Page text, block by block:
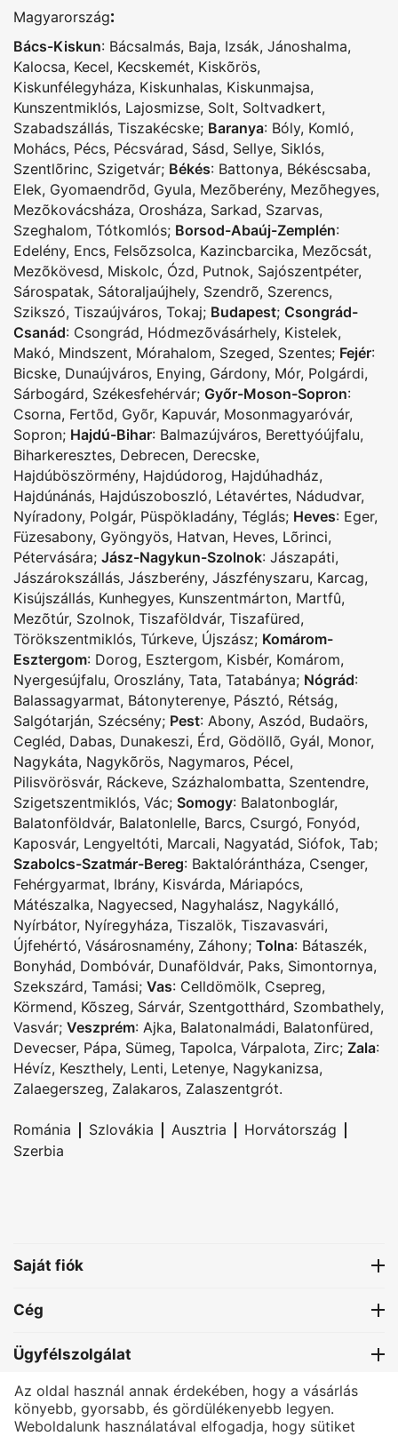
Magyarország:
Bács-Kiskun: Bácsalmás, Baja, Izsák, Jánoshalma,
Kalocsa, Kecel, Kecskemét, Kiskõrös,
Kiskunfélegyháza, Kiskunhalas, Kiskunmajsa,
Kunszentmiklós, Lajosmizse, Solt, Soltvadkert,
Szabadszállás, Tiszakécske; Baranya: Bóly, Komló,
Mohács, Pécs, Pécsvárad, Sásd, Sellye, Siklós,
Szentlõrinc, Szigetvár; Békés: Battonya, Békéscsaba,
Elek, Gyomaendrõd, Gyula, Mezõberény, Mezõhegyes,
Mezõkovácsháza, Orosháza, Sarkad, Szarvas,
Szeghalom, Tótkomlós; Borsod-Abaúj-Zemplén:
Edelény, Encs, Felsõzsolca, Kazincbarcika, Mezõcsát,
Mezõkövesd, Miskolc, Ózd, Putnok, Sajószentpéter,
Sárospatak, Sátoraljaújhely, Szendrõ, Szerencs,
Szikszó, Tiszaújváros, Tokaj; Budapest; Csongrád-
Csanád: Csongrád, Hódmezõvásárhely, Kistelek,
Makó, Mindszent, Mórahalom, Szeged, Szentes; Fejér:
Bicske, Dunaújváros, Enying, Gárdony, Mór, Polgárdi,
Sárbogárd, Székesfehérvár; Győr-Moson-Sopron:
Csorna, Fertõd, Gyõr, Kapuvár, Mosonmagyaróvár,
Sopron; Hajdú-Bihar: Balmazújváros, Berettyóújfalu,
Biharkeresztes, Debrecen, Derecske,
Hajdúböszörmény, Hajdúdorog, Hajdúhadház,
Hajdúnánás, Hajdúszoboszló, Létavértes, Nádudvar,
Nyíradony, Polgár, Püspökladány, Téglás; Heves: Eger,
Füzesabony, Gyöngyös, Hatvan, Heves, Lõrinci,
Pétervására; Jász-Nagykun-Szolnok: Jászapáti,
Jászárokszállás, Jászberény, Jászfényszaru, Karcag,
Kisújszállás, Kunhegyes, Kunszentmárton, Martfû,
Mezõtúr, Szolnok, Tiszaföldvár, Tiszafüred,
Törökszentmiklós, Túrkeve, Újszász; Komárom-
Esztergom: Dorog, Esztergom, Kisbér, Komárom,
Nyergesújfalu, Oroszlány, Tata, Tatabánya; Nógrád:
Balassagyarmat, Bátonyterenye, Pásztó, Rétság,
Salgótarján, Szécsény; Pest: Abony, Aszód, Budaörs,
Cegléd, Dabas, Dunakeszi, Érd, Gödöllõ, Gyál, Monor,
Nagykáta, Nagykõrös, Nagymaros, Pécel,
Pilisvörösvár, Ráckeve, Százhalombatta, Szentendre,
Szigetszentmiklós, Vác; Somogy: Balatonboglár,
Balatonföldvár, Balatonlelle, Barcs, Csurgó, Fonyód,
Kaposvár, Lengyeltóti, Marcali, Nagyatád, Siófok, Tab;
Szabolcs-Szatmár-Bereg: Baktalórántháza, Csenger,
Fehérgyarmat, Ibrány, Kisvárda, Máriapócs,
Mátészalka, Nagyecsed, Nagyhalász, Nagykálló,
Nyírbátor, Nyíregyháza, Tiszalök, Tiszavasvári,
Újfehértó, Vásárosnamény, Záhony; Tolna: Bátaszék,
Bonyhád, Dombóvár, Dunaföldvár, Paks, Simontornya,
Szekszárd, Tamási; Vas: Celldömölk, Csepreg,
Körmend, Kõszeg, Sárvár, Szentgotthárd, Szombathely,
Vasvár; Veszprém: Ajka, Balatonalmádi, Balatonfüred,
Devecser, Pápa, Sümeg, Tapolca, Várpalota, Zirc; Zala:
Hévíz, Keszthely, Lenti, Letenye, Nagykanizsa,
Zalaegerszeg, Zalakaros, Zalaszentgrót.
Románia | Szlovákia | Ausztria | Horvátország |
Szerbia
Saját fiók
Cég
Ügyfélszolgálat
Kapcsolat
Az oldal használ annak érdekében, hogy a vásárlás
könyebb, gyorsabb, és gördülékenyebb legyen.
Weboldalunk használatával elfogadja, hogy sütiket